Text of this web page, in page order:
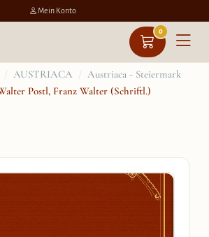
Mein Konto
0
/ AUSTRIACA / Austriaca - Steiermark
Postl, Franz Walter (Schriftl.)